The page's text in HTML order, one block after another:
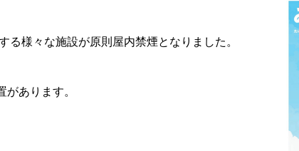
様々な施設が原則屋内禁煙となりました。
あります。